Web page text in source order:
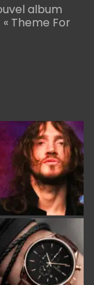
album
Theme For